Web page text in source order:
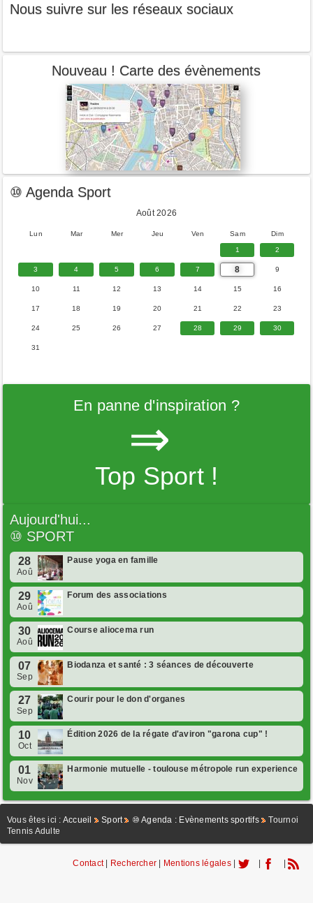
Nous suivre sur les réseaux sociaux
Nouveau ! Carte des évènements
⑩ Agenda Sport
Août 2026
Lun Mar Mer Jeu Ven Sam Dim
1 2
3 4 5 6 7 8 9
10 11 12 13 14 15 16
17 18 19 20 21 22 23
24 25 26 27 28 29 30
31
En panne d'inspiration ?
⇒
Top Sport !
Aujourd'hui...
⑩ SPORT
28
Aoû
Pause yoga en famille
29
Aoû
Forum des associations
30
Aoû
Course aliocema run
07
Sep
Biodanza et santé : 3 séances de découverte
27
Sep
Courir pour le don d'organes
10
Oct
Édition 2026 de la régate d'aviron "garona cup" !
01
Nov
Harmonie mutuelle - toulouse métropole run experience
Vous êtes ici : Accueil Sport ⑩ Agenda : Evènements sportifs
Tournoi
Tennis Adulte
Contact| Rechercher Mentions légales|